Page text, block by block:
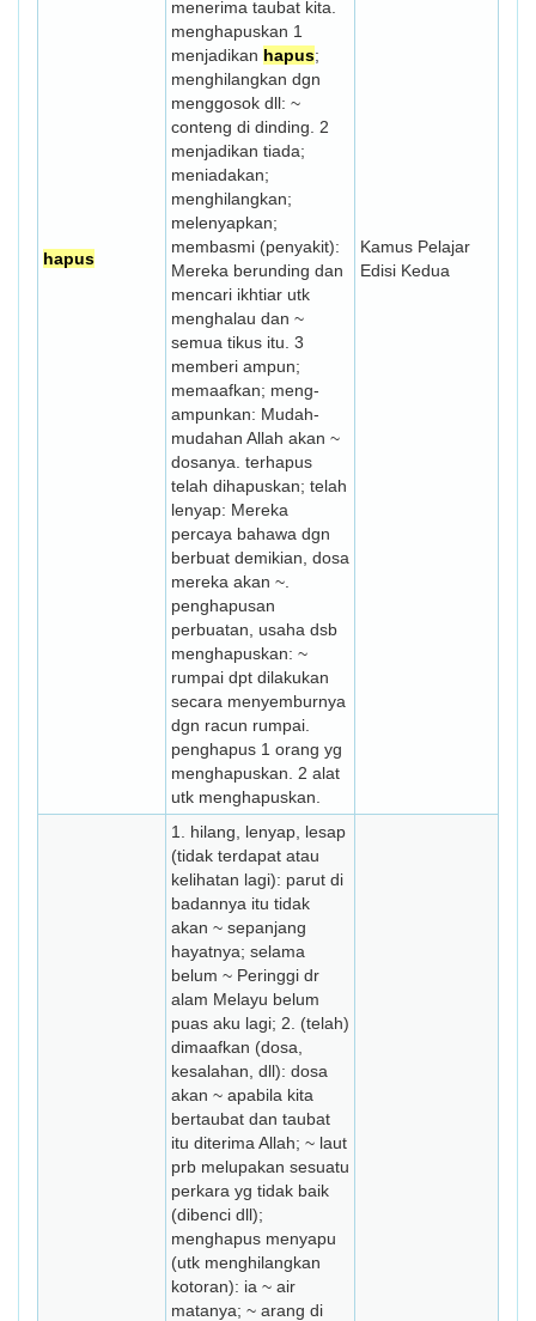
hapus
menerima taubat kita.
menghapuskan 1
menjadikan hapus;
menghilangkan dgn
menggosok dll: ~
conteng di dinding. 2
menjadikan tiada;
meniadakan;
menghilangkan;
melenyapkan;
membasmi (penyakit):
Mereka berunding dan
mencari ikhtiar utk
menghalau dan ~
semua tikus itu. 3
memberi ampun;
memaafkan; meng­
ampunkan: Mudah-
mudahan Allah akan ~
dosanya. terhapus
telah dihapuskan; telah
lenyap: Mereka
percaya bahawa dgn
berbuat demikian, dosa
mereka akan ~.
penghapusan
perbuatan, usaha dsb
menghapuskan: ~
rumpai dpt dilakukan
secara menyemburnya
dgn racun rumpai.
penghapus 1 orang yg
menghapuskan. 2 alat
utk menghapuskan.
Kamus Pelajar
Edisi Kedua
1. hilang, lenyap, lesap
(tidak terdapat atau
kelihatan lagi): parut di
badannya itu tidak
akan ~ sepanjang
hayatnya; selama
belum ~ Peringgi dr
alam Melayu belum
puas aku lagi; 2. (telah)
dimaafkan (dosa,
kesalahan, dll): dosa
akan ~ apabila kita
bertaubat dan taubat
itu diterima Allah; ~ laut
prb melupakan sesuatu
perkara yg tidak baik
(dibenci dll);
menghapus menyapu
(utk menghilangkan
kotoran): ia ~ air
matanya; ~ arang di